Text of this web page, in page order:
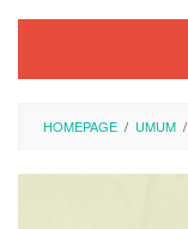
HOMEPAGE / UMUM /